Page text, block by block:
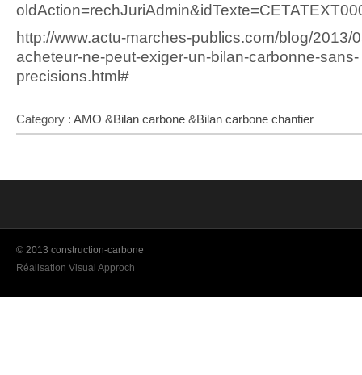
http://www.actu-marches-publics.com/blog/2013/
acheteur-ne-peut-exiger-un-bilan-carbonne-sans-
precisions.html#
Category : AMO &Bilan carbone &Bilan carbone chantier
© 2013 construction-carbone
Réalisation Visual Approch